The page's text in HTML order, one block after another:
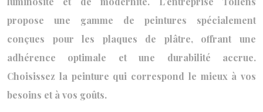
propose une gamme de peintures spécialement
conçues pour les plaques de plâtre, offrant une
adhérence optimale et une durabilité accrue.
Choisissez la peinture qui correspond le mieux à vos
besoins et à vos goûts.